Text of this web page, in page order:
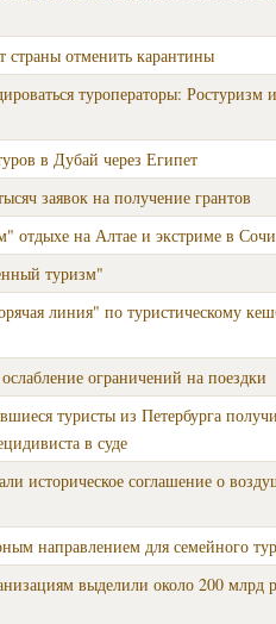
отменить карантины
туроператоры: Ростуризм
в Дубай через Египет
заявок на получение грантов
отдыхе на Алтае и экстриме в Сочи
туризм"
линия" по туристическому
ограничений на поездки
туристы из Петербурга
в суде
историческое соглашение о
направлением для семейного
выделили около 200 млрд